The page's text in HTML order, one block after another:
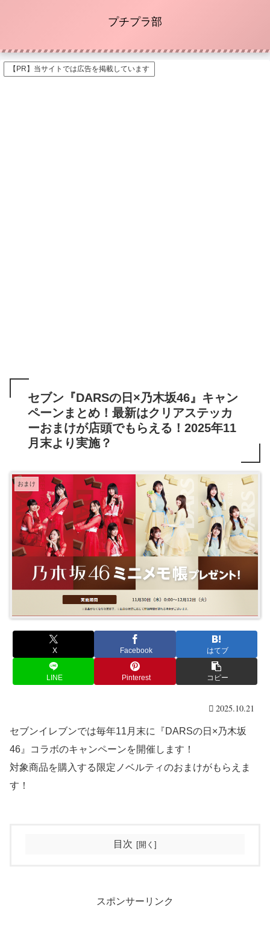
プチプラ部
【PR】当サイトでは広告を掲載しています
セブン『DARSの日×乃木坂46』キャン
ペーンまとめ！最新はクリアステッカ
ーおまけが店頭でもらえる！2025年11
月末より実施？
おまけ
X Facebook はてブ
LINE Pinterest コピー
2025.10.21
セブンイレブンでは毎年11月末に『DARSの日×乃木坂
46』コラボのキャンペーンを開催します！
対象商品を購入する限定ノベルティのおまけがもらえま
す！
目次
スポンサーリンク